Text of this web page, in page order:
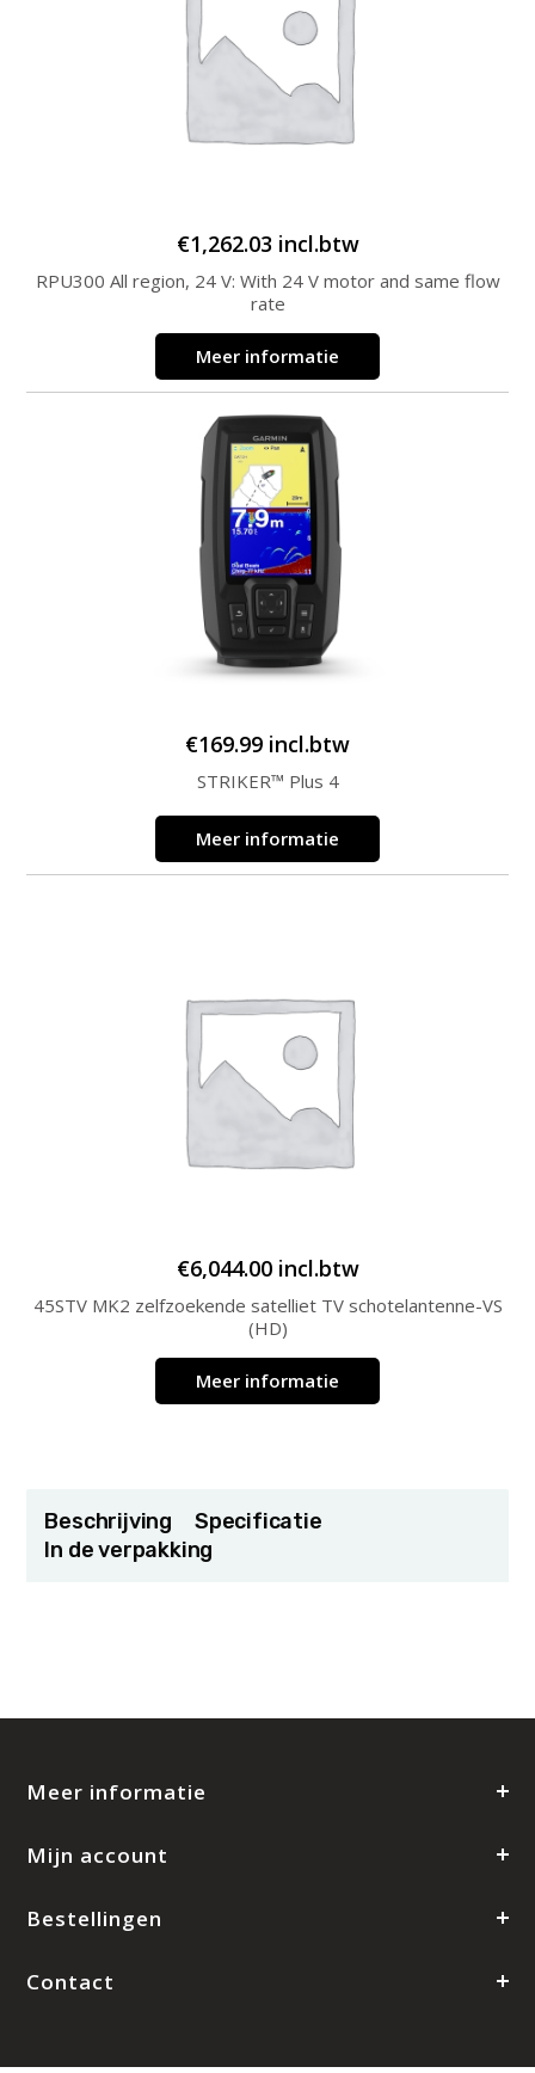
€1,262.03 incl.btw
RPU300 All region, 24 V: With 24 V motor and same flow
rate
Meer informatie
€169.99 incl.btw
STRIKER™ Plus 4
Meer informatie
€6,044.00 incl.btw
45STV MK2 zelfzoekende satelliet TV schotelantenne-VS
(HD)
Meer informatie
Beschrijving
Specificatie
In de verpakking
Meer informatie
Mijn account
Bestellingen
Contact